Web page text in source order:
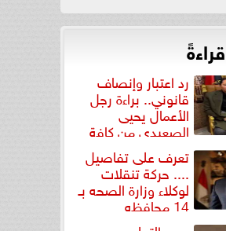
رد اعتبار وإنصاف
قانوني.. براءة رجل
الأعمال يحيى
الصعيدي من كافة
تعرف على تفاصيل
.... حركة تنقلات
لوكلاء وزارة الصحه بـ
14 محافظه